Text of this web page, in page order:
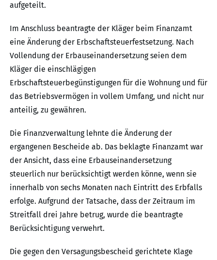
aufgeteilt.
Im Anschluss beantragte der Kläger beim Finanzamt
eine Änderung der Erbschaftsteuerfestsetzung. Nach
Vollendung der Erbauseinandersetzung seien dem
Kläger die einschlägigen
Erbschaftsteuerbegünstigungen für die Wohnung und für
das Betriebsvermögen in vollem Umfang, und nicht nur
anteilig, zu gewähren.
Die Finanzverwaltung lehnte die Änderung der
ergangenen Bescheide ab. Das beklagte Finanzamt war
der Ansicht, dass eine Erbauseinandersetzung
steuerlich nur berücksichtigt werden könne, wenn sie
innerhalb von sechs Monaten nach Eintritt des Erbfalls
erfolge. Aufgrund der Tatsache, dass der Zeitraum im
Streitfall drei Jahre betrug, wurde die beantragte
Berücksichtigung verwehrt.
Die gegen den Versagungsbescheid gerichtete Klage